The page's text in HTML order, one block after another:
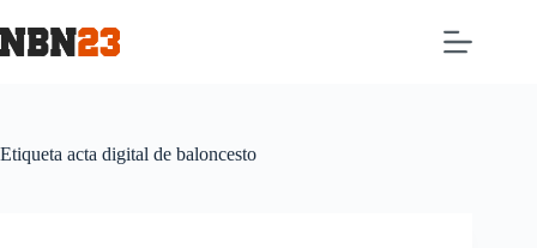
Etiqueta acta digital de baloncesto